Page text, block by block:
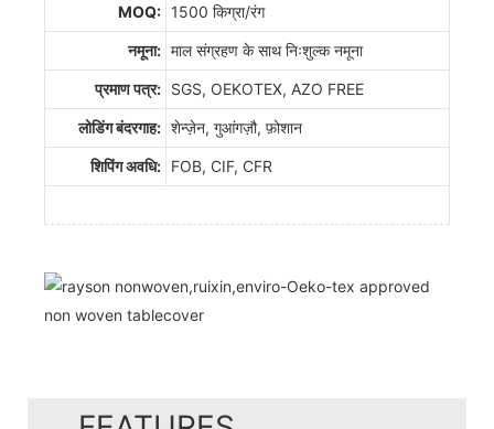
MOQ: 1500 किग्रा/रंग
नमूना: माल संग्रहण के साथ निःशुल्क नमूना
प्रमाण पत्र: SGS, OEKOTEX, AZO FREE
लोडिंग बंदरगाह: शेन्ज़ेन, गुआंगज़ौ, फ़ोशान
शिपिंग अवधि: FOB, CIF, CFR